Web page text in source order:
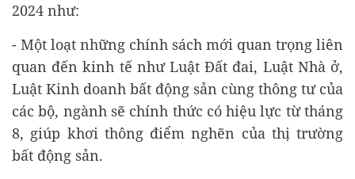
2024 như:
- Một loạt những chính sách mới quan trọng liên
quan đến kinh tế như Luật Đất đai, Luật Nhà ở,
Luật Kinh doanh bất động sản cùng thông tư của
các bộ, ngành sẽ chính thức có hiệu lực từ tháng
8, giúp khơi thông điểm nghẽn của thị trường
bất động sản.